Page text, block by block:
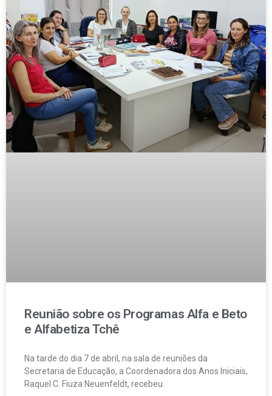
Reunião sobre os Programas Alfa e Beto
e Alfabetiza Tchê
Na tarde do dia 7 de abril, na sala de reuniões da
Secretaria de Educação, a Coordenadora dos Anos Iniciais,
Raquel C. Fiuza Neuenfeldt, recebeu